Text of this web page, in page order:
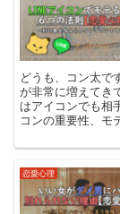
どうも、コン太で
が非常に増えてき
はアイコンでも相
コンの重要性、モ
恋愛心理